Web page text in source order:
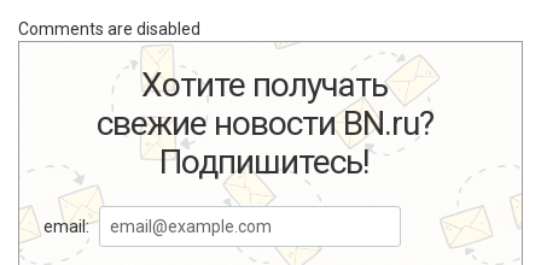
Comments are disabled
Хотите получать
свежие новости BN.ru?
Подпишитесь!
email: